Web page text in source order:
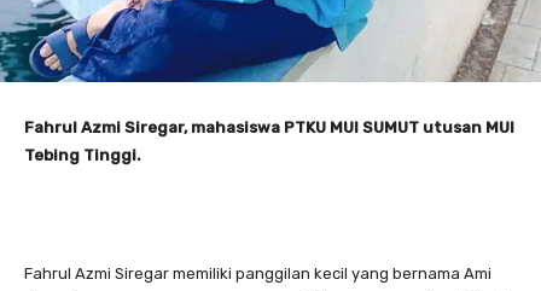
Fahrul Azmi Siregar, mahasiswa PTKU MUI SUMUT utusan MUI
Tebing Tinggi.
Fahrul Azmi Siregar memiliki panggilan kecil yang bernama Ami